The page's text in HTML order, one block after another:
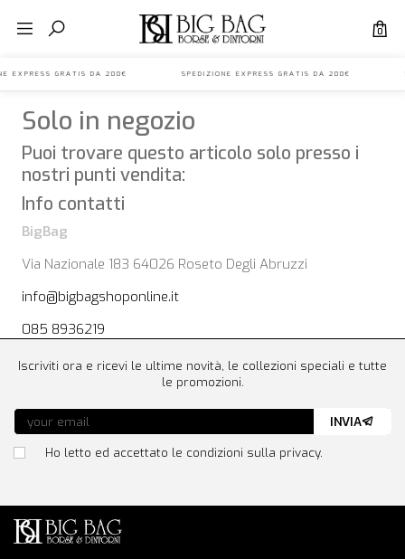
0
EXPRESS GRATIS DA 200€ SPEDIZIONE EXPRESS GRATIS DA
Solo in negozio
Puoi trovare questo articolo solo presso i
nostri punti vendita:
Info contatti
BigBag
Via Nazionale 183 64026 Roseto Degli Abruzzi
info@bigbagshoponline.it
085 8936219
Iscriviti ora e ricevi le ultime novità, le collezioni speciali e tutte
le promozioni.
Ho letto ed accettato le condizioni sulla privacy.
INVIA